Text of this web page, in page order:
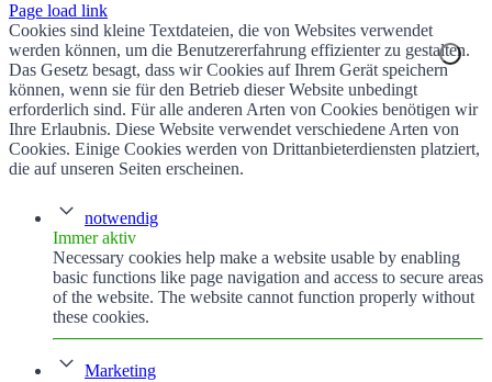
Page load link
Cookies sind kleine Textdateien, die von Websites verwendet
werden können, um die Benutzererfahrung effizienter zu gestalten.
Das Gesetz besagt, dass wir Cookies auf Ihrem Gerät speichern
können, wenn sie für den Betrieb dieser Website unbedingt
erforderlich sind. Für alle anderen Arten von Cookies benötigen wir
Ihre Erlaubnis. Diese Website verwendet verschiedene Arten von
Cookies. Einige Cookies werden von Drittanbieterdiensten platziert,
die auf unseren Seiten erscheinen.
notwendig
Immer aktiv
Necessary cookies help make a website usable by enabling
basic functions like page navigation and access to secure areas
of the website. The website cannot function properly without
these cookies.
Marketing